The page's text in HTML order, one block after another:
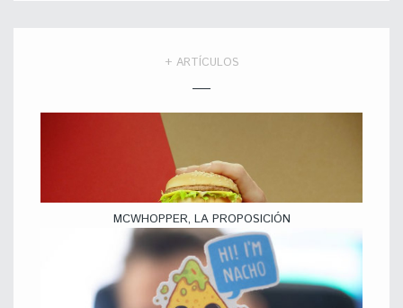
+ ARTÍCULOS
MCWHOPPER, LA PROPOSICIÓN